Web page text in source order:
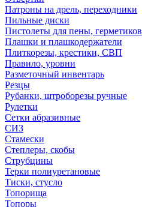
Патроны на дрель, переходники
Пильные диски
Пистолеты для пены, герметиков
Плашки и плашкодержатели
Плиткорезы, крестики, СВП
Правило, уровни
Разметочный инвентарь
Резцы
Рубанки, штроборезы ручные
Рулетки
Сетки абразивные
СИЗ
Стамески
Степлеры, скобы
Струбцины
Терки полиуретановые
Тиски, стусло
Топорища
Топоры